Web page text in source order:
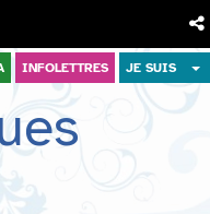
INFOLETTRES JE SUIS